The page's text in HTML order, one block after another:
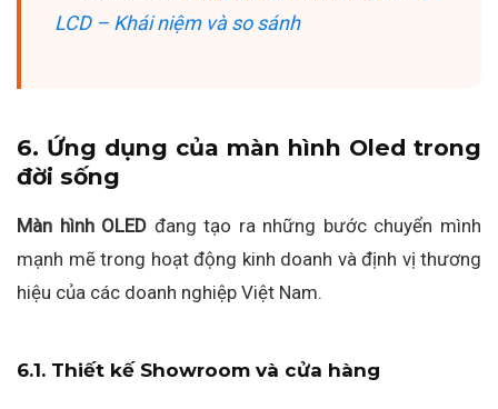
LCD – Khái niệm và so sánh
6. Ứng dụng của màn hình Oled trong
đời sống
Màn hình OLED đang tạo ra những bước chuyển mình
mạnh mẽ trong hoạt động kinh doanh và định vị thương
hiệu của các doanh nghiệp Việt Nam.
6.1. Thiết kế Showroom và cửa hàng